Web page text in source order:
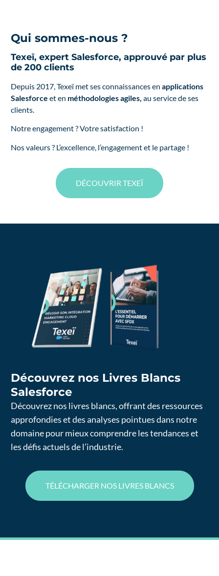
Qui sommes-nous ?
Texeï, expert Salesforce, approuvé par plus
de 200 clients
Depuis 2017, Texeï met ses connaissances enapplications
Salesforce et en méthodologies agiles, au service de ses
clients.
Notre engagement ? Votre satisfaction !
Nos valeurs ? L’excellence, l’engagement et le partage !
DÉCOUVRIR TEXEÏ
Découvrez nos Livres Blancs
Salesforce
Découvrez nos livres blancs, offrant des ressources
approfondies et des analyses pointues dans notre
domaine pour mieux comprendre les tendances et
les défis actuels de l’industrie.
TÉLÉCHARGER NOS LIVRES BLANCS